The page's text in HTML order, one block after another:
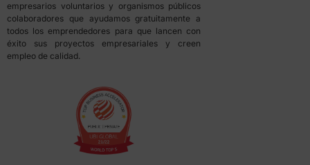
empresarios voluntarios y organismos públicos
colaboradores que ayudamos gratuitamente a
todos los emprendedores para que lancen con
éxito sus proyectos empresariales y creen
empleo de calidad.